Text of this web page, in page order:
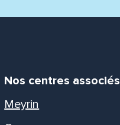
Nos centres associés
Meyrin